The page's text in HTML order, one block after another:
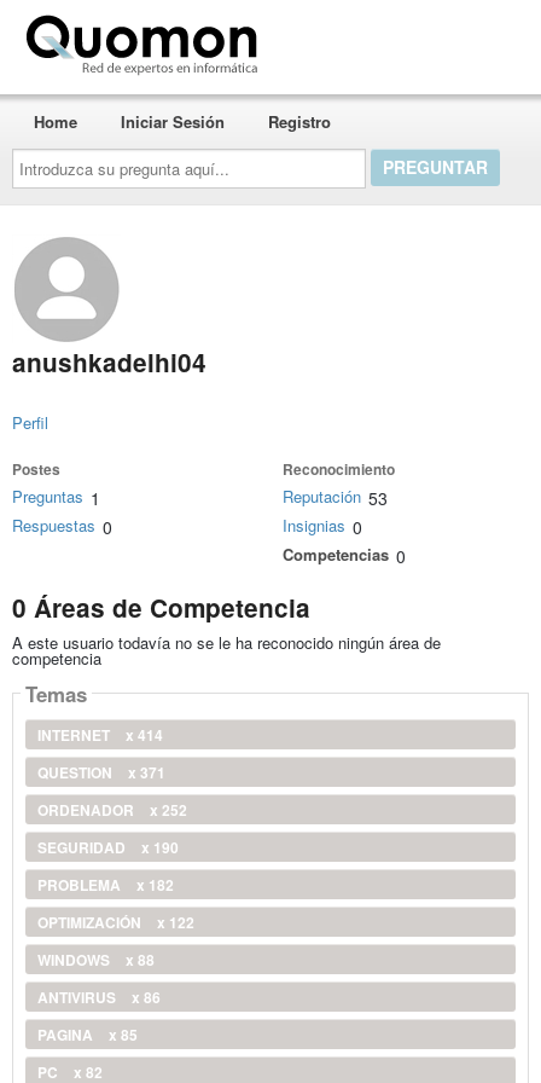
Introduzca
su
pregunta
aquí...
Home Iniciar Sesión Registro
anushkadelhi04
Perfil
Postes
Preguntas 1
Respuestas 0
Reconocimiento
Reputación 53
Insignias 0
Competencias 0
0 Áreas de Competencia
A este usuario todavía no se le ha reconocido ningún área de
competencia
Temas
INTERNET
x 414
QUESTION
x 371
ORDENADOR
x 252
SEGURIDAD
x 190
PROBLEMA
x 182
OPTIMIZACIÓN
x 122
WINDOWS
x 88
ANTIVIRUS
x 86
PAGINA
x 85
PC
x 82